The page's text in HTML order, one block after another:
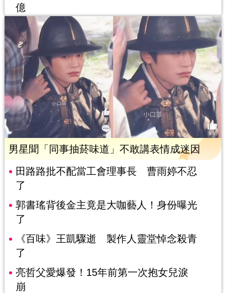
億
男星聞「同事抽菸味道」不敢講表情成迷因
田路路批不配當工會理事長 曹雨婷不忍
了
郭書瑤背後金主竟是大咖藝人！身份曝光
了
《百味》王凱驟逝 製作人靈堂悼念殺青
了
亮哲父愛爆發！15年前第一次抱女兒淚
崩